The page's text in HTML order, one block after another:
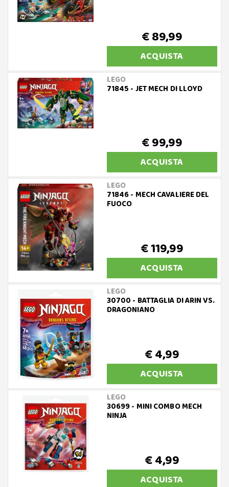
€ 89,99
ACQUISTA
LEGO
71845 - JET MECH DI LLOYD
€ 99,99
ACQUISTA
LEGO
71846 - MECH CAVALIERE DEL
FUOCO
€ 119,99
ACQUISTA
LEGO
30700 - BATTAGLIA DI ARIN VS.
DRAGONIANO
€ 4,99
ACQUISTA
LEGO
30699 - MINI COMBO MECH
NINJA
€ 4,99
ACQUISTA